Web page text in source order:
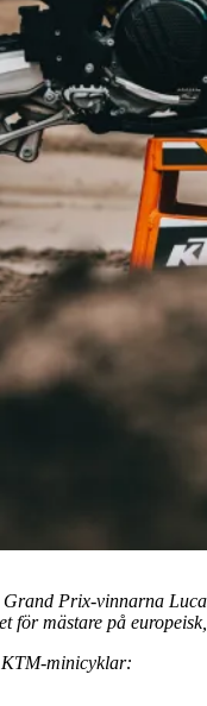
Prix-vinnarna
för mästare på
minicyklar: